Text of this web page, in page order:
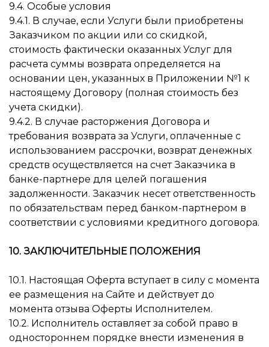
9.4. Особые условия
9.4.1. В случае, если Услуги были приобретены
Заказчиком по акции или со скидкой,
стоимость фактически оказанных Услуг для
расчета суммы возврата определяется на
основании цен, указанных в Приложении №1 к
настоящему Договору (полная стоимость без
учета скидки).
9.4.2. В случае расторжения Договора и
требования возврата за Услуги, оплаченные с
использованием рассрочки, возврат денежных
средств осуществляется на счет Заказчика в
банке-партнере для целей погашения
задолженности. Заказчик несет ответственность
по обязательствам перед банком-партнером в
соответствии с условиями кредитного договора.
10. ЗАКЛЮЧИТЕЛЬНЫЕ ПОЛОЖЕНИЯ
10.1. Настоящая Оферта вступает в силу с момента
ее размещения на Сайте и действует до
момента отзыва Оферты Исполнителем.
10.2. Исполнитель оставляет за собой право в
одностороннем порядке внести изменения в